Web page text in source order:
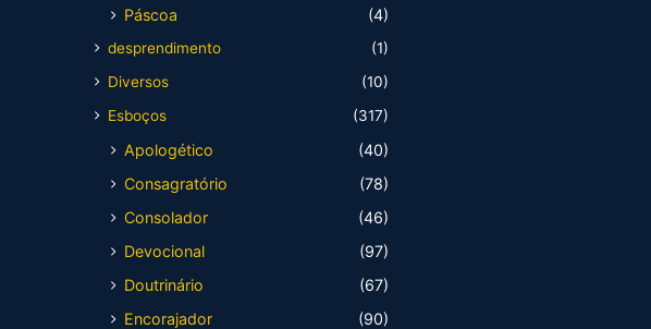
Páscoa
(4)
desprendimento
(1)
Diversos
(10)
Esboços
(317)
Apologético
(40)
Consagratório
(78)
Consolador
(46)
Devocional
(97)
Doutrinário
(67)
Encorajador
(90)